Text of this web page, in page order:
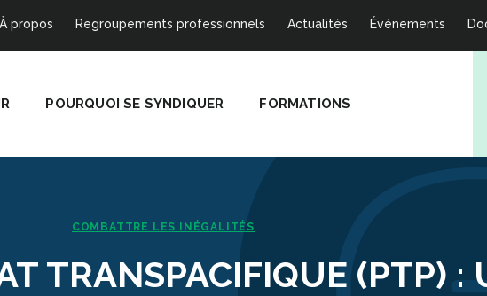
À propos Regroupements professionnels Actualités Événements
POURQUOI SE SYNDIQUER FORMATIONS
COMBATTRE LES INÉGALITÉS
TRANSPACIFIQUE (PTP) :